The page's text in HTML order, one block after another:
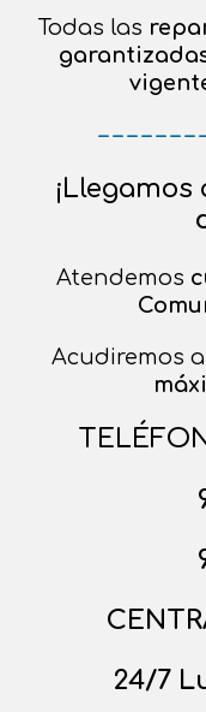
Todas las
– – – – – – –
¡Llegamos
Atendemos
Acudiremos
24/7